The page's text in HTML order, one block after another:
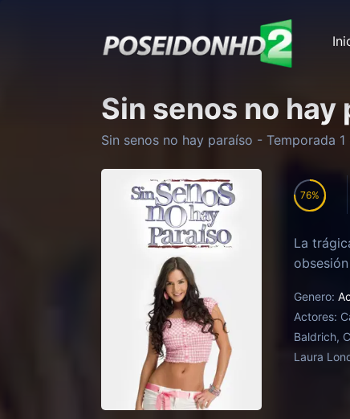
Sin senos no hay
Sin senos no hay paraíso - Temporada 1
76
La
Genero:
Actores:
Baldrich,
Laura